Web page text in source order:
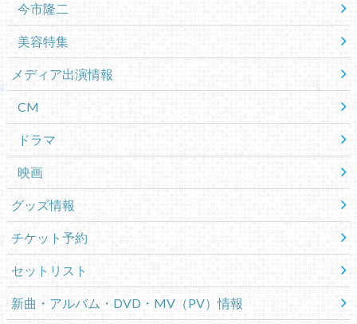
今市隆二
美容特集
メディア出演情報
CM
ドラマ
映画
グッズ情報
チケット予約
セットリスト
新曲・アルバム・DVD・MV（PV）情報